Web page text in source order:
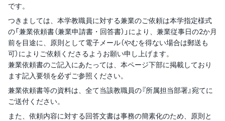
です。
つきましては、本学教職員に対する兼業のご依頼は本学指定様式
の「兼業依頼書（兼業申請書・回答書）」により、兼業従事日の2か月
前を目途に、原則として電子メール（やむを得ない場合は郵送も
可）によりご依頼くださるようお願い申し上げます。
兼業依頼書のご記入にあたっては、本ページ下部に掲載しており
ます記入要領を必ずご参照ください。
兼業依頼書等の資料は、全て当該教職員の『所属担当部署』宛てに
ご送付ください。
また、依頼内容に対する回答文書は事務の簡素化のため、原則と